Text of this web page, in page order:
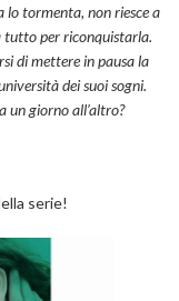
lo tormenta, non riesce a
tutto per riconquistarla.
di mettere in pausa la
dei suoi sogni.
un giorno all’altro?
serie!